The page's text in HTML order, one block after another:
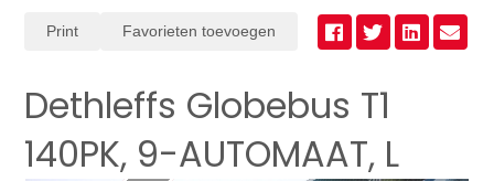
Print Favorieten toevoegen
Dethleffs Globebus T1
140PK, 9-AUTOMAAT, L